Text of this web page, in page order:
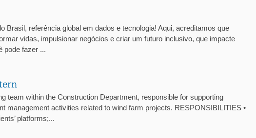
Brasil, referência global em dados e tecnologia! Aqui, acreditamos que
vidas, impulsionar negócios e criar um futuro inclusivo, que impacte
pode fazer ...
team within the Construction Department, responsible for supporting
management activities related to wind farm projects. RESPONSIBILITIES •
platforms;...